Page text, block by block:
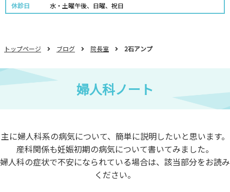
休診日
水・土曜午後、日曜、祝日
トップページ ブログ 院長室 2石アンプ
婦人科ノート
主に婦人科系の病気について、簡単に説明したいと思います。
産科関係も妊娠初期の病気について書いてみました。
婦人科の症状で不安になられている場合は、該当部分をお読み
ください。